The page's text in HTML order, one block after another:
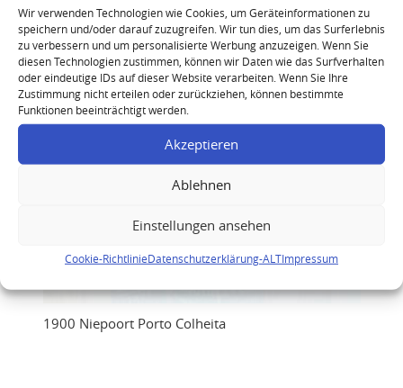
Wir verwenden Technologien wie Cookies, um Geräteinformationen zu
speichern und/oder darauf zuzugreifen. Wir tun dies, um das Surferlebnis
zu verbessern und um personalisierte Werbung anzuzeigen. Wenn Sie
diesen Technologien zustimmen, können wir Daten wie das Surfverhalten
oder eindeutige IDs auf dieser Website verarbeiten. Wenn Sie Ihre
Zustimmung nicht erteilen oder zurückziehen, können bestimmte
Funktionen beeinträchtigt werden.
Akzeptieren
Ablehnen
Einstellungen ansehen
Cookie-RichtlinieDatenschutzerklärung-ALTImpressum
1900 Niepoort Porto Colheita